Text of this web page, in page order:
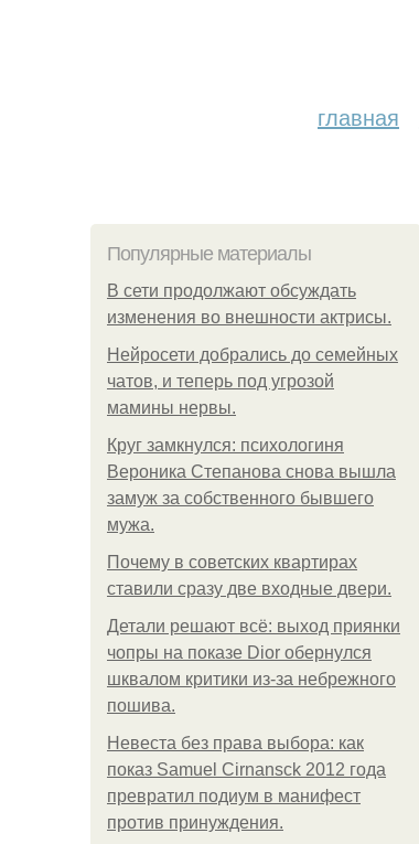
главная
Популярные материалы
В сети продолжают обсуждать
изменения во внешности актрисы.
Нейросети добрались до семейных
чатов, и теперь под угрозой
мамины нервы.
Круг замкнулся: психологиня
Вероника Степанова снова вышла
замуж за собственного бывшего
мужа.
Почему в советских квартирах
ставили сразу две входные двери.
Детали решают всё: выход приянки
чопры на показе Dior обернулся
шквалом критики из-за небрежного
пошива.
Невеста без права выбора: как
показ Samuel Cirnansck 2012 года
превратил подиум в манифест
против принуждения.